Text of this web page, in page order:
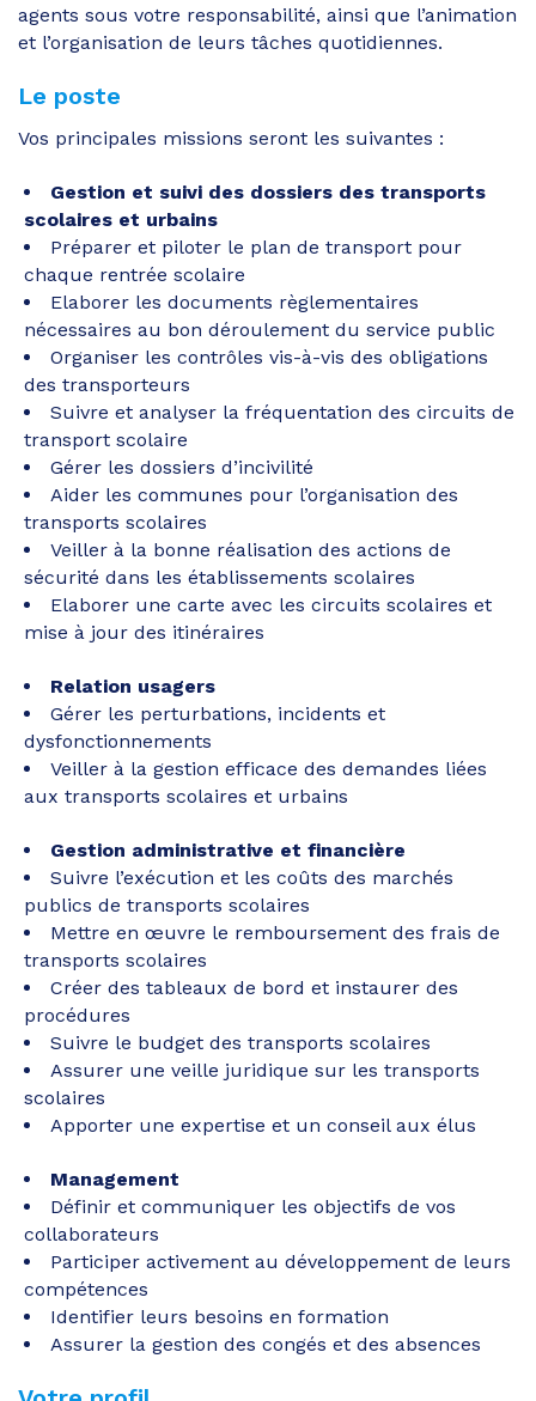
agents sous votre responsabilité, ainsi que l’animation
et l’organisation de leurs tâches quotidiennes.
Le poste
Vos principales missions seront les suivantes :
Gestion et suivi des dossiers des transports
scolaires et urbains
Préparer et piloter le plan de transport pour
chaque rentrée scolaire
Elaborer les documents règlementaires
nécessaires au bon déroulement du service public
Organiser les contrôles vis-à-vis des obligations
des transporteurs
Suivre et analyser la fréquentation des circuits de
transport scolaire
Gérer les dossiers d’incivilité
Aider les communes pour l’organisation des
transports scolaires
Veiller à la bonne réalisation des actions de
sécurité dans les établissements scolaires
Elaborer une carte avec les circuits scolaires et
mise à jour des itinéraires
Relation usagers
Gérer les perturbations, incidents et
dysfonctionnements
Veiller à la gestion efficace des demandes liées
aux transports scolaires et urbains
Gestion administrative et financière
Suivre l’exécution et les coûts des marchés
publics de transports scolaires
Mettre en œuvre le remboursement des frais de
transports scolaires
Créer des tableaux de bord et instaurer des
procédures
Suivre le budget des transports scolaires
Assurer une veille juridique sur les transports
scolaires
Apporter une expertise et un conseil aux élus
Management
Définir et communiquer les objectifs de vos
collaborateurs
Participer activement au développement de leurs
compétences
Identifier leurs besoins en formation
Assurer la gestion des congés et des absences